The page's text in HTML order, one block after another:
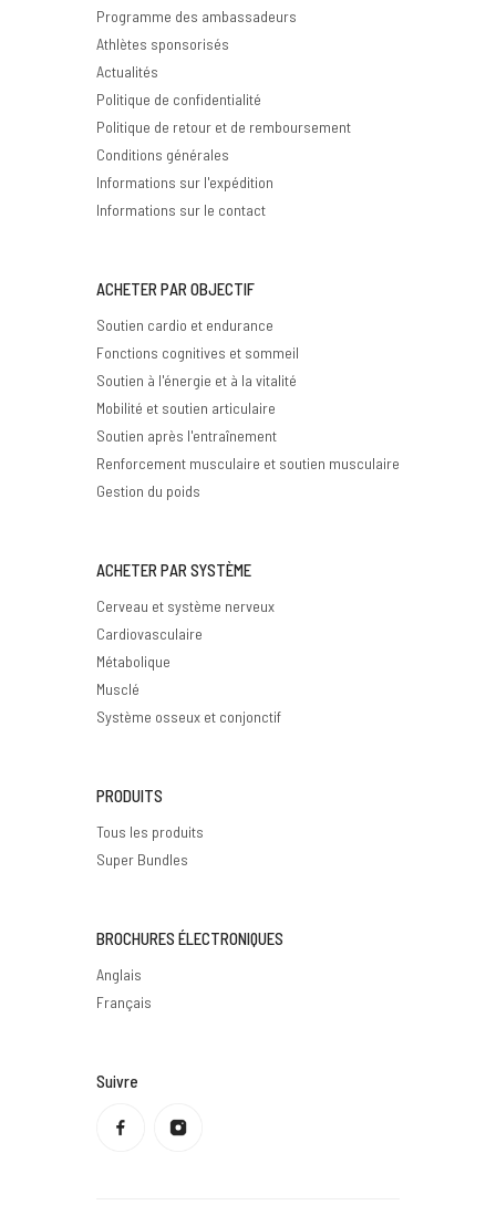
Programme des ambassadeurs
Athlètes sponsorisés
Actualités
Politique de confidentialité
Politique de retour et de remboursement
Conditions générales
Informations sur l'expédition
Informations sur le contact
ACHETER PAR OBJECTIF
Soutien cardio et endurance
Fonctions cognitives et sommeil
Soutien à l'énergie et à la vitalité
Mobilité et soutien articulaire
Soutien après l'entraînement
Renforcement musculaire et soutien musculaire
Gestion du poids
ACHETER PAR SYSTÈME
Cerveau et système nerveux
Cardiovasculaire
Métabolique
Musclé
Système osseux et conjonctif
PRODUITS
Tous les produits
Super Bundles
BROCHURES ÉLECTRONIQUES
Anglais
Français
Suivre
Politique de confidentialité
Politique de remboursement